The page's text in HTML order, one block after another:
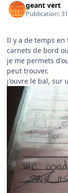
geant vert
Publication:
Il y a de temps
carnets de bord
je me permets
peut trouver.
j'ouvre le bal, sur